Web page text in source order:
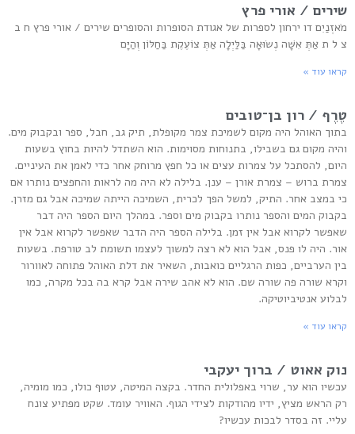
שירים / אורי פרץ
מֹאזְנַיִם דו ירחון לספרות של אגודת הסופרות והסופרים שירים / אורי פרץ ח ב
צ ל ת אַתְּ אִשָּׁה נְשׂוּאָה בַּלַּיְלָה אַתְּ צוֹעֶקֶת בַּחַלּוֹן וְהַיָּם
קראו עוד »
טֶרֶף / רון בן־טובים
בתוך האוהל היה מקום לשמיכת צמר מקופלת, תיק גב, חבל, ספר ובקבוק מים.
והיה מקום גם בשבילו, בתנוחות מסוימות. הוא השתדל להיות בחוץ בשעות
היום, להסתכל על צמרות עצים או כל חפץ מרוחק אחר כדי לאמן את העיניים.
צמרת ברוש – צמרת אורן – ענן. בלילה לא היה מה לראות והחפצים נותרו אם
כי במצב אחר. התיק, למשל הפך לכרית, השמיכה הייתה שמיכה אבל גם מזרן.
בקבוק המים והספר נותרו בקבוק מים וספר. במהלך היום הספר היה דבר
שאפשר לקרוא אבל אין זמן. בלילה הספר היה הדבר שאפשר לקרוא אבל אין
אור. היה לו פנס, אבל הוא לא רצה למשוך לעצמו תשומת לב טורפת. בשעות
בין הערביים, כפות הרגליים כואבות, השאיר את דלת האוהל פתוחה לאוורור
וקרא שורה פה שורה שם. הוא לא אהב שירה אבל קרא בה בכל מקרה, כמו
לבלוע אנטיביוטיקה.
קראו עוד »
נוק אאוט / ברוך יעקבי
עכשיו הוא ער, שרוי באפלולית החדר. בקצה המיטה, עטוף כולו, כמו מומיה,
רק הראש מציץ, ידיו מהודקות לצידי הגוף. האוויר עומד. שקט מפתיע צונח
עליי. זה בסדר לבכות עכשיו?